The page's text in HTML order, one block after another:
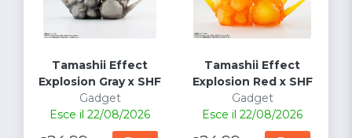
Tamashii Effect
Explosion Gray x SHF
Gadget
Esce il 22/08/2026
Tamashii Effect
Explosion Red x SHF
Gadget
Esce il 22/08/2026